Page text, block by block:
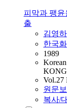
피막과 팽
출
김영하
한국
1989
Vol.27
원문보
복사/